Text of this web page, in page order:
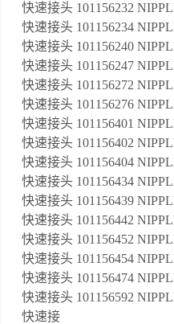
快速接头 101156232
快速接头 101156234
快速接头 101156240
快速接头 101156247
快速接头 101156272
快速接头 101156276
快速接头 101156401
快速接头 101156402
快速接头 101156404
快速接头 101156434
快速接头 101156439
快速接头 101156442
快速接头 101156452
快速接头 101156454
快速接头 101156474
快速接头 101156592
快速接